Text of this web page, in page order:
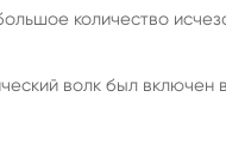
количество
волк был